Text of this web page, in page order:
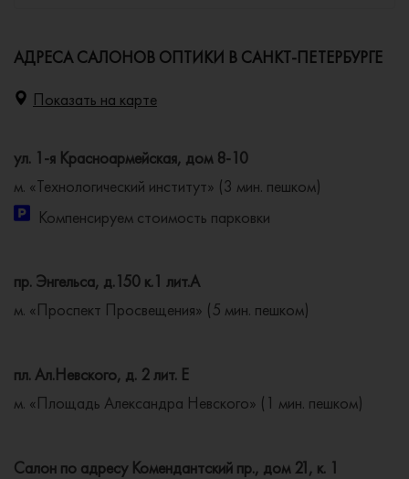
АДРЕСА САЛОНОВ ОПТИКИ В САНКТ-ПЕТЕРБУРГЕ
Показать на карте
ул. 1-я Красноармейская, дом 8-10
м. «Технологический институт» (3 мин. пешком)
Компенсируем стоимость парковки
пр. Энгельса, д.150 к.1 лит.А
м. «Проспект Просвещения» (5 мин. пешком)
пл. Ал.Невского, д. 2 лит. Е
м. «Площадь Александра Невского» (1 мин. пешком)
Салон по адресу Комендантский пр., дом 21, к. 1